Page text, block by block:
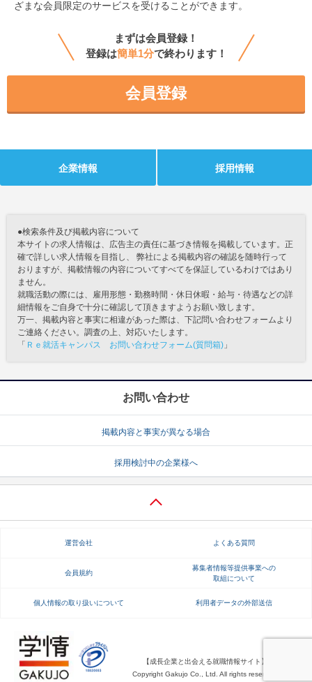
ざまな会員限定のサービスを受けることができます。
まずは会員登録！
登録は簡単1分で終わります！
会員登録
企業情報 採用情報
●検索条件及び掲載内容について
本サイトの求人情報は、広告主の責任に基づき情報を掲載しています。正
確で詳しい求人情報を目指し、 弊社による掲載内容の確認を随時行って
おりますが、掲載情報の内容についてすべてを保証しているわけではあり
ません。
就職活動の際には、雇用形態・勤務時間・休日休暇・給与・待遇などの詳
細情報をご自身で十分に確認して頂きますようお願い致します。
万一、掲載内容と事実に相違があった際は、下記問い合わせフォームより
ご連絡ください。調査の上、対応いたします。
「 Ｒｅ就活キャンパス お問い合わせフォーム(質問箱) 」
お問い合わせ
掲載内容と事実が異なる場合
採用検討中の企業様へ
運営会社 よくある質問
会員規約
募集者情報等提供事業への
取組について
個人情報の取り扱いについて 利用者データの外部送信
【成長企業と出会える就職情報サイト】
Copyright Gakujo Co., Ltd. All rights reserved.